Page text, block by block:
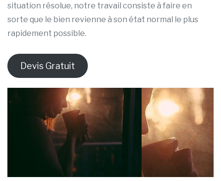
situation résolue, notre travail consiste à faire en
sorte que le bien revienne à son état normal le plus
rapidement possible.
Devis Gratuit